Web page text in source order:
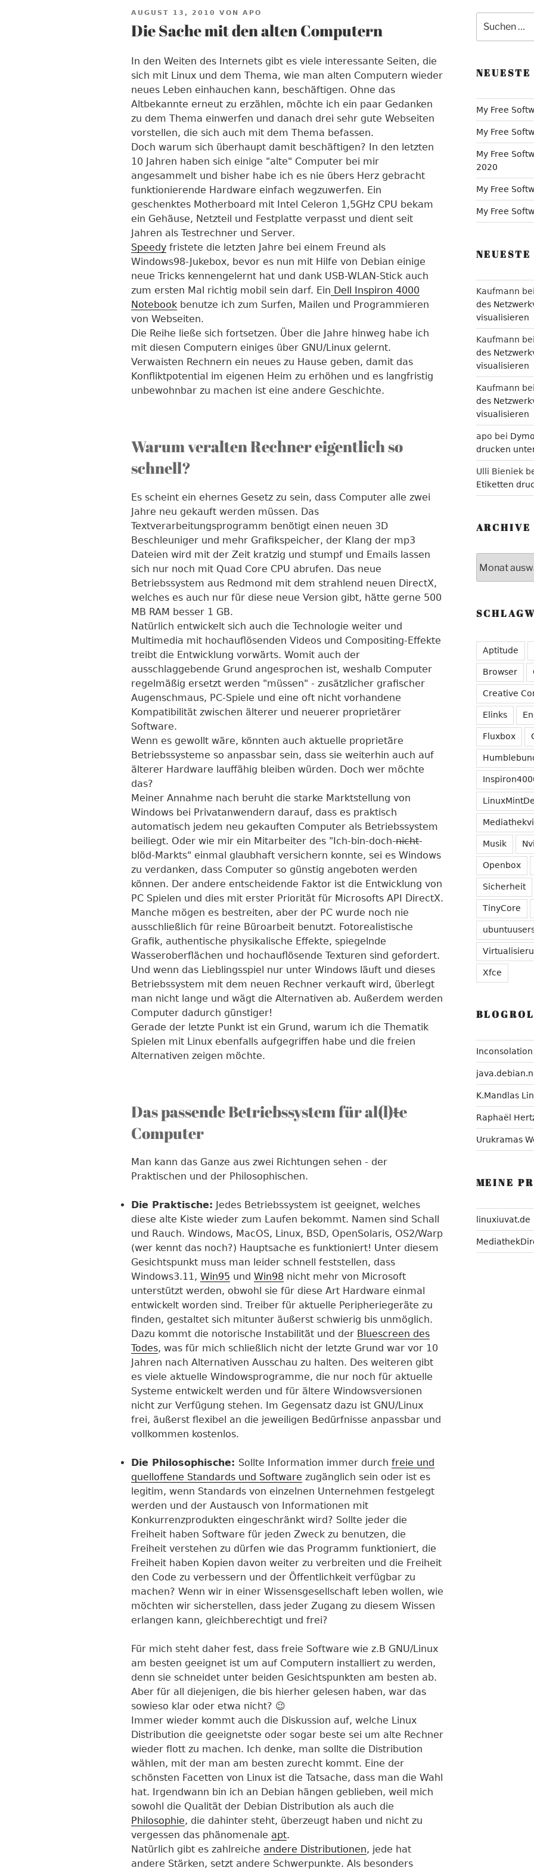
VERÖFFENTLICHT
AUGUST 13, 2010 VON APO
Die Sache mit den alten Computern
In den Weiten des Internets gibt es viele interessante Seiten, die
sich mit Linux und dem Thema, wie man alten Computern wieder
neues Leben einhauchen kann, beschäftigen. Ohne das
Altbekannte erneut zu erzählen, möchte ich ein paar Gedanken
zu dem Thema einwerfen und danach drei sehr gute Webseiten
vorstellen, die sich auch mit dem Thema befassen.
Doch warum sich überhaupt damit beschäftigen? In den letzten
10 Jahren haben sich einige "alte" Computer bei mir
angesammelt und bisher habe ich es nie übers Herz gebracht
funktionierende Hardware einfach wegzuwerfen. Ein
geschenktes Motherboard mit Intel Celeron 1,5GHz CPU bekam
ein Gehäuse, Netzteil und Festplatte verpasst und dient seit
Jahren als Testrechner und Server.
Speedy fristete die letzten Jahre bei einem Freund als
Windows98-Jukebox, bevor es nun mit Hilfe von Debian einige
neue Tricks kennengelernt hat und dank USB-WLAN-Stick auch
zum ersten Mal richtig mobil sein darf. Ein Dell Inspiron 4000
Notebook benutze ich zum Surfen, Mailen und Programmieren
von Webseiten.
Die Reihe ließe sich fortsetzen. Über die Jahre hinweg habe ich
mit diesen Computern einiges über GNU/Linux gelernt.
Verwaisten Rechnern ein neues zu Hause geben, damit das
Konfliktpotential im eigenen Heim zu erhöhen und es langfristig
unbewohnbar zu machen ist eine andere Geschichte.
Warum veralten Rechner eigentlich so
schnell?
Es scheint ein ehernes Gesetz zu sein, dass Computer alle zwei
Jahre neu gekauft werden müssen. Das
Textverarbeitungsprogramm benötigt einen neuen 3D
Beschleuniger und mehr Grafikspeicher, der Klang der mp3
Dateien wird mit der Zeit kratzig und stumpf und Emails lassen
sich nur noch mit Quad Core CPU abrufen. Das neue
Betriebssystem aus Redmond mit dem strahlend neuen DirectX,
welches es auch nur für diese neue Version gibt, hätte gerne 500
MB RAM besser 1 GB.
Natürlich entwickelt sich auch die Technologie weiter und
Multimedia mit hochauflösenden Videos und Compositing-Effekte
treibt die Entwicklung vorwärts. Womit auch der
ausschlaggebende Grund angesprochen ist, weshalb Computer
regelmäßig ersetzt werden "müssen" - zusätzlicher grafischer
Augenschmaus, PC-Spiele und eine oft nicht vorhandene
Kompatibilität zwischen älterer und neuerer proprietärer
Software.
Wenn es gewollt wäre, könnten auch aktuelle proprietäre
Betriebssysteme so anpassbar sein, dass sie weiterhin auch auf
älterer Hardware lauffähig bleiben würden. Doch wer möchte
das?
Meiner Annahme nach beruht die starke Marktstellung von
Windows bei Privatanwendern darauf, dass es praktisch
automatisch jedem neu gekauften Computer als Betriebssystem
beiliegt. Oder wie mir ein Mitarbeiter des "Ich-bin-doch-nicht-
blöd-Markts" einmal glaubhaft versichern konnte, sei es Windows
zu verdanken, dass Computer so günstig angeboten werden
können. Der andere entscheidende Faktor ist die Entwicklung von
PC Spielen und dies mit erster Priorität für Microsofts API DirectX.
Manche mögen es bestreiten, aber der PC wurde noch nie
ausschließlich für reine Büroarbeit benutzt. Fotorealistische
Grafik, authentische physikalische Effekte, spiegelnde
Wasseroberflächen und hochauflösende Texturen sind gefordert.
Und wenn das Lieblingsspiel nur unter Windows läuft und dieses
Betriebssystem mit dem neuen Rechner verkauft wird, überlegt
man nicht lange und wägt die Alternativen ab. Außerdem werden
Computer dadurch günstiger!
Gerade der letzte Punkt ist ein Grund, warum ich die Thematik
Spielen mit Linux ebenfalls aufgegriffen habe und die freien
Alternativen zeigen möchte.
Das passende Betriebssystem für al(l)te
Computer
Man kann das Ganze aus zwei Richtungen sehen - der
Praktischen und der Philosophischen.
Die Praktische: Jedes Betriebssystem ist geeignet, welches
diese alte Kiste wieder zum Laufen bekommt. Namen sind Schall
und Rauch. Windows, MacOS, Linux, BSD, OpenSolaris, OS2/Warp
(wer kennt das noch?) Hauptsache es funktioniert! Unter diesem
Gesichtspunkt muss man leider schnell feststellen, dass
Windows3.11, Win95 und Win98 nicht mehr von Microsoft
unterstützt werden, obwohl sie für diese Art Hardware einmal
entwickelt worden sind. Treiber für aktuelle Peripheriegeräte zu
finden, gestaltet sich mitunter äußerst schwierig bis unmöglich.
Dazu kommt die notorische Instabilität und der Bluescreen des
Todes, was für mich schließlich nicht der letzte Grund war vor 10
Jahren nach Alternativen Ausschau zu halten. Des weiteren gibt
es viele aktuelle Windowsprogramme, die nur noch für aktuelle
Systeme entwickelt werden und für ältere Windowsversionen
nicht zur Verfügung stehen. Im Gegensatz dazu ist GNU/Linux
frei, äußerst flexibel an die jeweiligen Bedürfnisse anpassbar und
vollkommen kostenlos.
Die Philosophische: Sollte Information immer durch freie und
quelloffene Standards und Software zugänglich sein oder ist es
legitim, wenn Standards von einzelnen Unternehmen festgelegt
werden und der Austausch von Informationen mit
Konkurrenzprodukten eingeschränkt wird? Sollte jeder die
Freiheit haben Software für jeden Zweck zu benutzen, die
Freiheit verstehen zu dürfen wie das Programm funktioniert, die
Freiheit haben Kopien davon weiter zu verbreiten und die Freiheit
den Code zu verbessern und der Öffentlichkeit verfügbar zu
machen? Wenn wir in einer Wissensgesellschaft leben wollen, wie
möchten wir sicherstellen, dass jeder Zugang zu diesem Wissen
erlangen kann, gleichberechtigt und frei?
Für mich steht daher fest, dass freie Software wie z.B GNU/Linux
am besten geeignet ist um auf Computern installiert zu werden,
denn sie schneidet unter beiden Gesichtspunkten am besten ab.
Aber für all diejenigen, die bis hierher gelesen haben, war das
sowieso klar oder etwa nicht? 😉
Immer wieder kommt auch die Diskussion auf, welche Linux
Distribution die geeignetste oder sogar beste sei um alte Rechner
wieder flott zu machen. Ich denke, man sollte die Distribution
wählen, mit der man am besten zurecht kommt. Eine der
schönsten Facetten von Linux ist die Tatsache, dass man die Wahl
hat. Irgendwann bin ich an Debian hängen geblieben, weil mich
sowohl die Qualität der Debian Distribution als auch die
Philosophie, die dahinter steht, überzeugt haben und nicht zu
vergessen das phänomenale apt.
Natürlich gibt es zahlreiche andere Distributionen, jede hat
andere Stärken, setzt andere Schwerpunkte. Als besonders
nach:
My Free
My Free
My Free
2020
My Free
My Free
Kaufmann
des
visualisieren
Kaufmann
des
visualisieren
Kaufmann
des
visualisieren
apo bei
drucken
Ulli Bieniek
Etiketten
ARCHIVE
Aptitude
Browser
Creative
Elinks
Fluxbox
Musik
Openbox
Sicherheit
TinyCore
Xfce
Inconsolation
K.Mandlas
Raphaël
Urukramas
MEINE
linuxiuvat.de